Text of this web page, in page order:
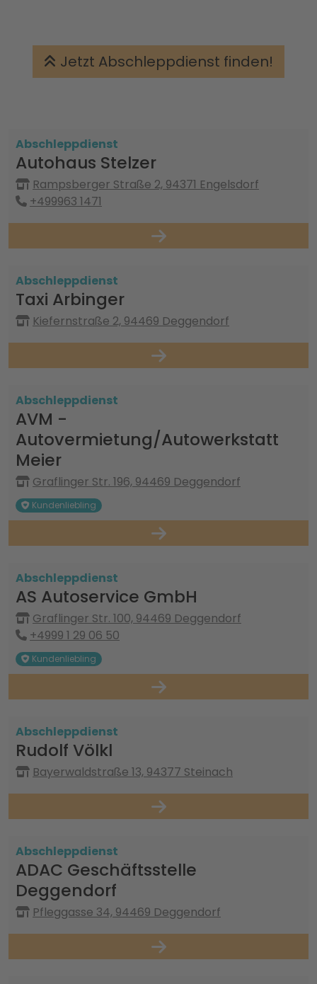
Jetzt Abschleppdienst finden!
Abschleppdienst
Autohaus Stelzer
Rampsberger Straße 2, 94371 Engelsdorf
+499963 1471
Abschleppdienst
Taxi Arbinger
Kiefernstraße 2, 94469 Deggendorf
Abschleppdienst
AVM -
Autovermietung/Autowerkstatt
Meier
Graflinger Str. 196, 94469 Deggendorf
Kundenliebling
Abschleppdienst
AS Autoservice GmbH
Graflinger Str. 100, 94469 Deggendorf
+4999 1 29 06 50
Kundenliebling
Abschleppdienst
Rudolf Völkl
Bayerwaldstraße 13, 94377 Steinach
Abschleppdienst
ADAC Geschäftsstelle
Deggendorf
Pfleggasse 34, 94469 Deggendorf